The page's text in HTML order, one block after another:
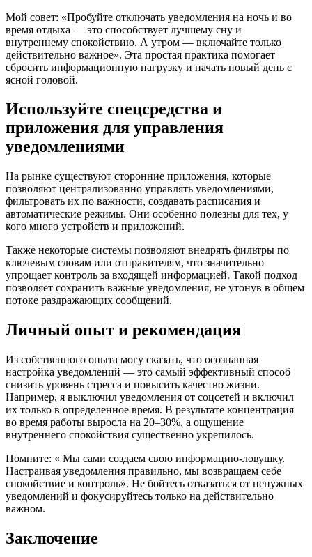
Мой совет: «Пробуйте отключать уведомления на ночь и во
время отдыха — это способствует лучшему сну и
внутреннему спокойствию. А утром — включайте только
действительно важное». Эта простая практика помогает
сбросить информационную нагрузку и начать новый день с
ясной головой.
Используйте спецсредства и
приложения для управления
уведомлениями
На рынке существуют сторонние приложения, которые
позволяют централизованно управлять уведомлениями,
фильтровать их по важности, создавать расписания и
автоматические режимы. Они особенно полезны для тех, у
кого много устройств и приложений.
Также некоторые системы позволяют внедрять фильтры по
ключевым словам или отправителям, что значительно
упрощает контроль за входящей информацией. Такой подход
позволяет сохранить важные уведомления, не утонув в общем
потоке раздражающих сообщений.
Личный опыт и рекомендация
Из собственного опыта могу сказать, что осознанная
настройка уведомлений — это самый эффективный способ
снизить уровень стресса и повысить качество жизни.
Например, я выключил уведомления от соцсетей и включил
их только в определенное время. В результате концентрация
во время работы выросла на 20–30%, а ощущение
внутреннего спокойствия существенно укрепилось.
Помните: « Мы сами создаем свою информацию-ловушку.
Настраивая уведомления правильно, мы возвращаем себе
спокойствие и контроль». Не бойтесь отказаться от ненужных
уведомлений и фокусируйтесь только на действительно
важном.
Заключение